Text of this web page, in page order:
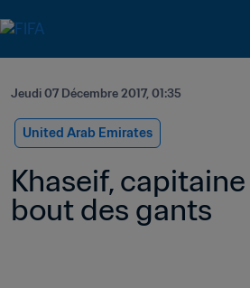
Jeudi 07 Décembre 2017, 01:35
United Arab Emirates
Khaseif,
bout des gants